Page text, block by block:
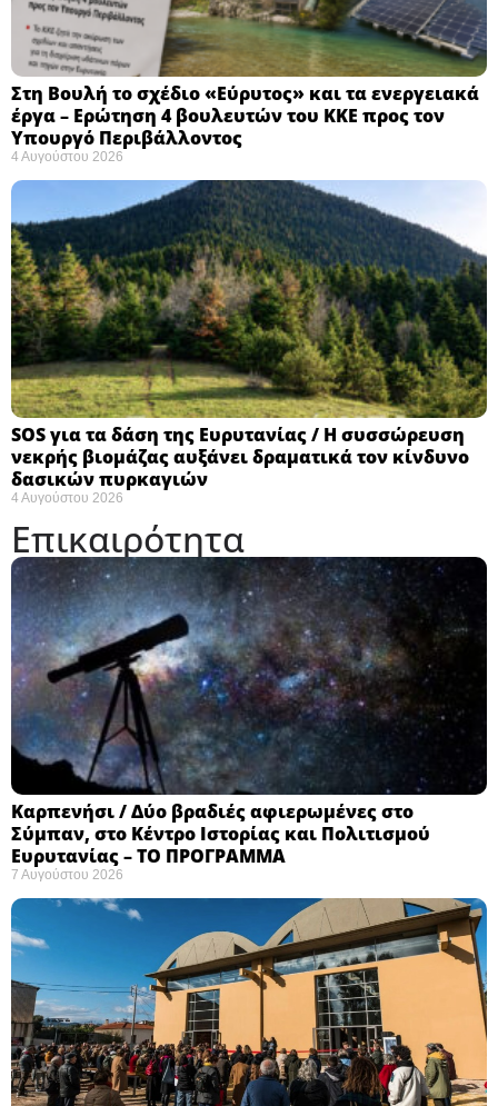
Στη Βουλή το σχέδιο «Εύρυτος» και τα ενεργειακά
έργα – Ερώτηση 4 βουλευτών του ΚΚΕ προς τον
Υπουργό Περιβάλλοντος
4 Αυγούστου 2026
SOS για τα δάση της Ευρυτανίας / Η συσσώρευση
νεκρής βιομάζας αυξάνει δραματικά τον κίνδυνο
δασικών πυρκαγιών
4 Αυγούστου 2026
Επικαιρότητα
Καρπενήσι / Δύο βραδιές αφιερωμένες στο
Σύμπαν, στο Κέντρο Ιστορίας και Πολιτισμού
Ευρυτανίας – ΤΟ ΠΡΟΓΡΑΜΜΑ
7 Αυγούστου 2026